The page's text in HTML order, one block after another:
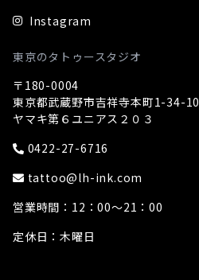
Instagram
東京のタトゥースタジオ
〒180-0004
東京都武蔵野市吉祥寺本町1-34-10
ヤマキ第６ユニアス２０３
0422-27-6716
tattoo@lh-ink.com
営業時間：12：00～21：00
定休日：木曜日